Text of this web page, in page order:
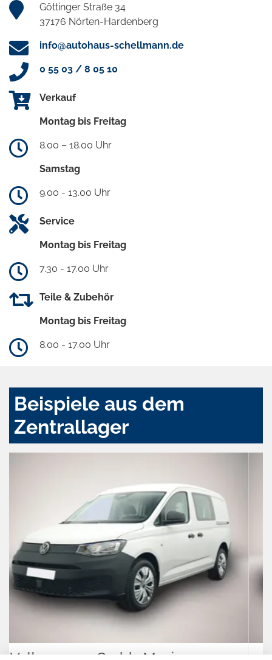
Göttinger Straße 34
37176 Nörten-Hardenberg
info@autohaus-schellmann.de
0 55 03 / 8 05 10
Verkauf
Montag bis Freitag
8.00 – 18.00 Uhr
Samstag
9.00 - 13.00 Uhr
Service
Montag bis Freitag
7.30 - 17.00 Uhr
Teile & Zubehör
Montag bis Freitag
8.00 - 17.00 Uhr
Beispiele aus dem
Zentrallager